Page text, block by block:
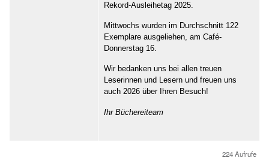
Rekord-Ausleihetag 2025.
Mittwochs wurden im Durchschnitt 122
Exemplare ausgeliehen, am Café-
Donnerstag 16.
Wir bedanken uns bei allen treuen
Leserinnen und Lesern und freuen uns
auch 2026 über Ihren Besuch!
Ihr Büchereiteam
224 Aufrufe